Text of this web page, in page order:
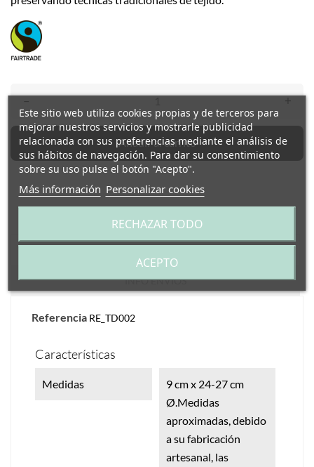
– +
Añadir al carrito
INFO ENVÍOS
Referencia RE_TD002
Características
Medidas
9 cm x 24-27 cm
Ø.Medidas
aproximadas, debido
a su fabricación
artesanal, las
Este sitio web utiliza cookies propias y de terceros para
mejorar nuestros servicios y mostrarle publicidad
relacionada con sus preferencias mediante el análisis de
sus hábitos de navegación. Para dar su consentimiento
sobre su uso pulse el botón "Acepto".
Más información Personalizar cookies
RECHAZAR TODO
ACEPTO